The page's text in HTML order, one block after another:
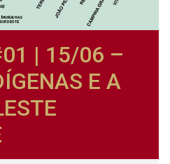
| 15/06 –
E A